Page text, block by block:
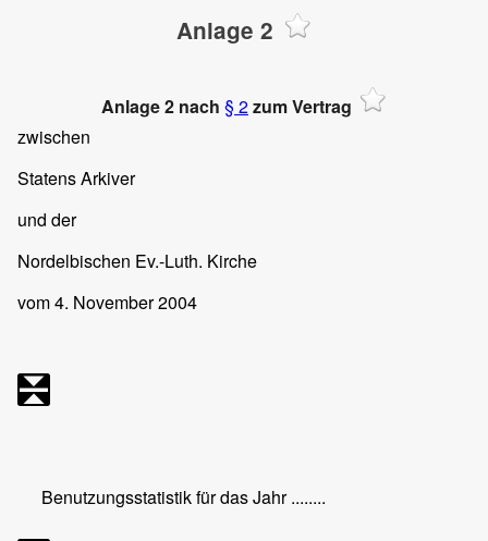
Anlage 2
Anlage 2 nach § 2zum Vertrag
zwischen
Statens Arkiver
und der
Nordelbischen Ev.-Luth. Kirche
vom 4. November 2004
Benutzungsstatistik für das Jahr ........